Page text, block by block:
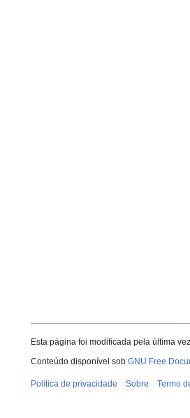
Esta página foi modificada pela última
Conteúdo disponível sob GNU Free
Política de privacidade Sobre Termo